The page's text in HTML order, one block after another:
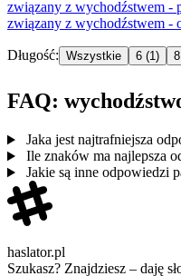
związany z wychodźstwem -
związany z wychodźstwem -
Długość: Wszystkie 6 (1) 8
FAQ:
Jaka jest najtrafniejsza
Ile znaków ma najlepsza
Jakie są inne odpowiedzi
haslator.pl
Szukasz? Znajdziesz – daję